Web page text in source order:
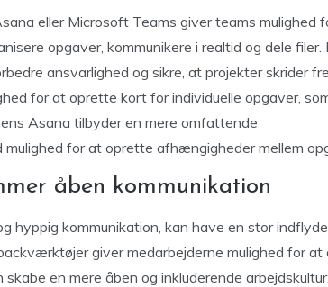
eller Microsoft Teams giver teams mulighed
opgaver, kommunikere i realtid og dele filer.
ansvarlighed og sikre, at projekter skrider
for at oprette kort for individuelle opgaver,
Asana tilbyder en mere omfattende
for at oprette afhængigheder mellem
åben kommunikation
hyppig kommunikation, kan have en stor
giver medarbejderne mulighed for at
en mere åben og inkluderende